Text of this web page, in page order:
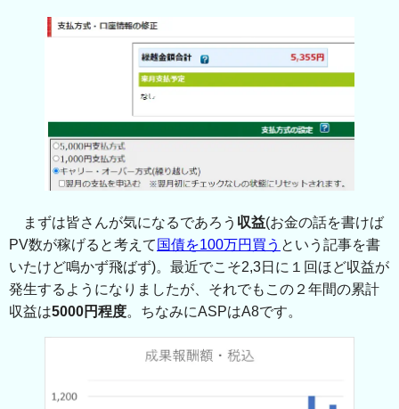
まずは皆さんが気になるであろう 収益(お金の話を書けば
PV数が稼げると考えて 国債を100万円買う という記事を書
いたけど鳴かず飛ばず)。最近でこそ2,3日に１回ほど収益が
発生するようになりましたが、それでもこの２年間の累計
収益は5000円程度。ちなみにASPはA8です。